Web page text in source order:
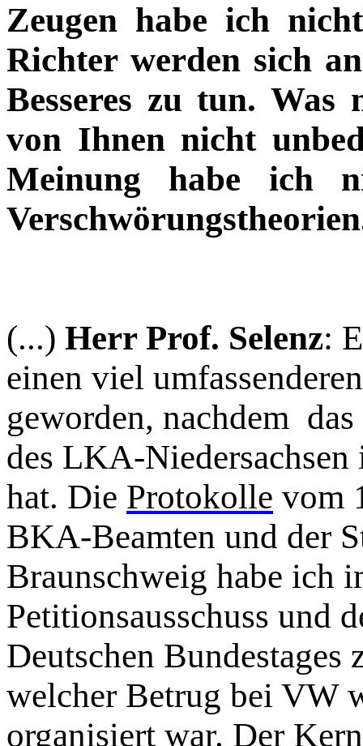
Zeugen habe ich
Richter werden sich
Besseres zu tun. Was
von Ihnen nicht
Meinung habe ich
(...) Herr Prof. Selenz:
einen viel
geworden, nachdem
des LKA-
hat. Die Protokolle vom
BKA-Beamten und der
Braunschweig habe ich
Petitionsausschuss und
Deutschen
welcher Betrug bei VW
organisiert war. Der